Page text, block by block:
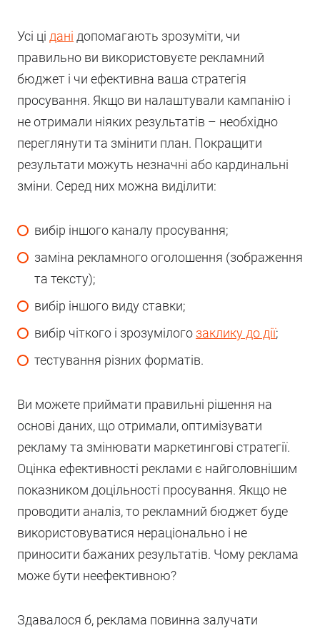
Усі ці дані допомагають зрозуміти, чи
правильно ви використовуєте рекламний
бюджет і чи ефективна ваша стратегія
просування. Якщо ви налаштували кампанію і
не отримали ніяких результатів – необхідно
переглянути та змінити план. Покращити
результати можуть незначні або кардинальні
зміни. Серед них можна виділити:
вибір іншого каналу просування;
заміна рекламного оголошення (зображення
та тексту);
вибір іншого виду ставки;
вибір чіткого і зрозумілого заклику до дії;
тестування різних форматів.
Ви можете приймати правильні рішення на
основі даних, що отримали, оптимізувати
рекламу та змінювати маркетингові стратегії.
Оцінка ефективності реклами є найголовнішим
показником доцільності просування. Якщо не
проводити аналіз, то рекламний бюджет буде
використовуватися нераціонально і не
приносити бажаних результатів. Чому реклама
може бути неефективною?
Здавалося б, реклама повинна залучати